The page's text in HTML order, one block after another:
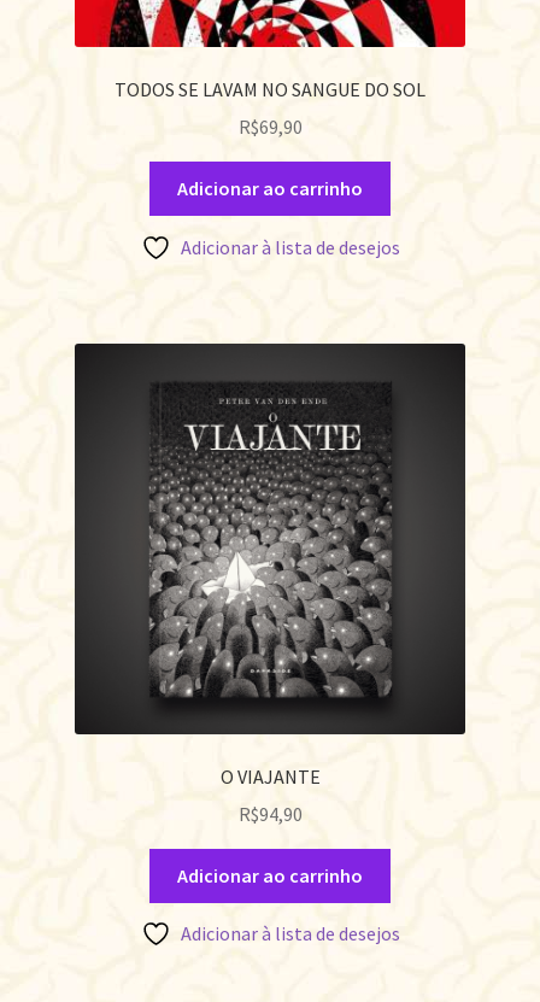
TODOS SE LAVAM NO SANGUE DO SOL
R$69,90
Adicionar ao carrinho
Adicionar à lista de desejos
O VIAJANTE
R$94,90
Adicionar ao carrinho
Adicionar à lista de desejos